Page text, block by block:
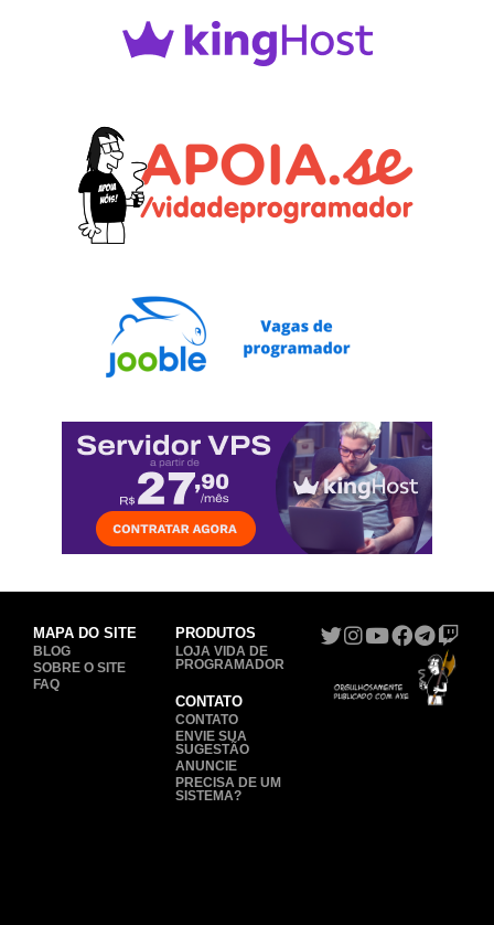
MAPA DO SITE
BLOG
SOBRE O SITE
FAQ
PRODUTOS
LOJA VIDA DE
PROGRAMADOR
CONTATO
CONTATO
ENVIE SUA
SUGESTÃO
ANUNCIE
PRECISA DE UM
SISTEMA?